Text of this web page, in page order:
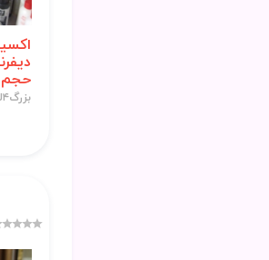
حجم 4000 میلی لیتر
بزرگ۴لیتری